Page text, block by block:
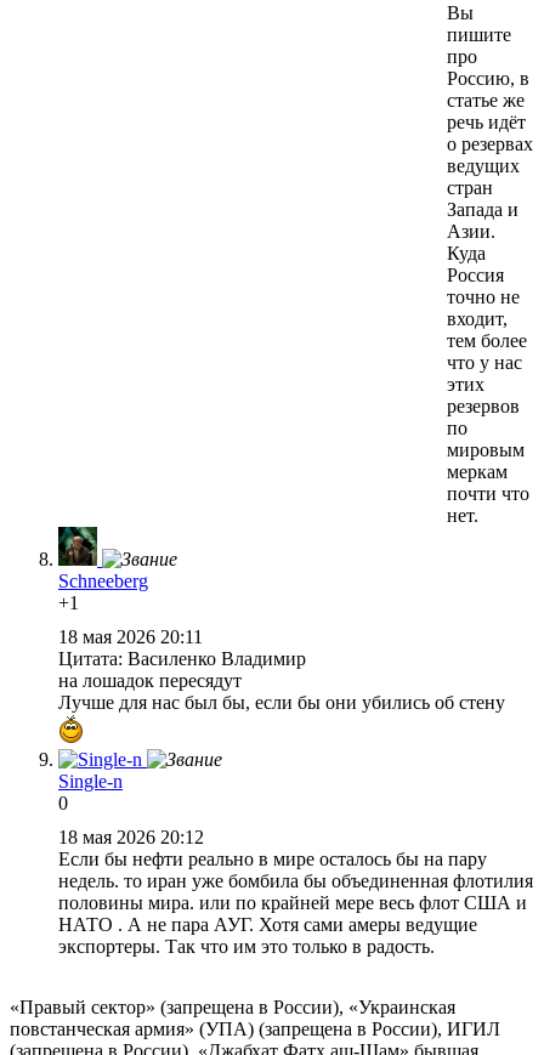
Вы
пишите
про
Россию, в
статье же
речь идёт
о резервах
ведущих
стран
Запада и
Азии.
Куда
Россия
точно не
входит,
тем более
что у нас
этих
резервов
по
мировым
меркам
почти что
нет.
Schneeberg
+1
18 мая 2026 20:11
Цитата: Василенко Владимир
на лошадок пересядут
Лучше для нас был бы, если бы они убились об стену
Single-n
0
18 мая 2026 20:12
Если бы нефти реально в мире осталось бы на пару
недель. то иран уже бомбила бы объединенная флотилия
половины мира. или по крайней мере весь флот США и
НАТО . А не пара АУГ. Хотя сами амеры ведущие
экспортеры. Так что им это только в радость.
«Правый сектор» (запрещена в России), «Украинская
повстанческая армия» (УПА) (запрещена в России), ИГИЛ
(запрещена в России), «Джабхат Фатх аш-Шам» бывшая